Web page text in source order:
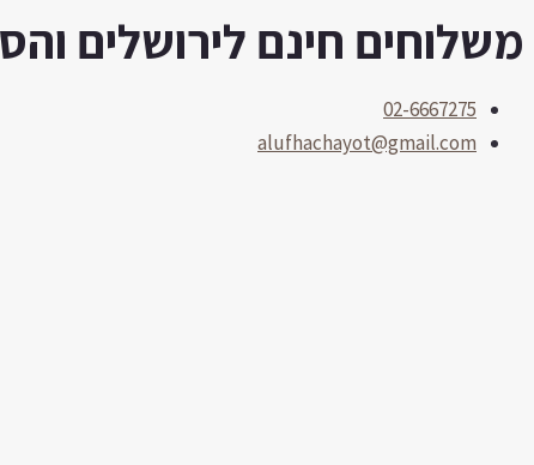
דילוג
לתוכן
משלוחים חינם לירושלים
02-6667275
alufhachayot@gmail.com